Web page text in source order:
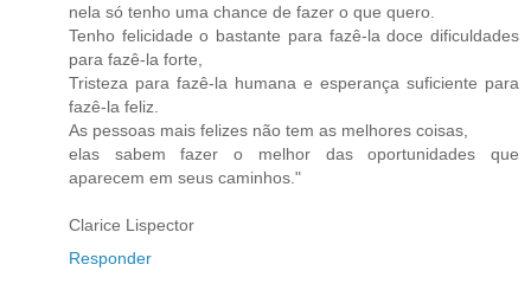
nela só tenho uma chance de fazer o que quero.
Tenho felicidade o bastante para fazê-la doce dificuldades
para fazê-la forte,
Tristeza para fazê-la humana e esperança suficiente para
fazê-la feliz.
As pessoas mais felizes não tem as melhores coisas,
elas sabem fazer o melhor das oportunidades que
aparecem em seus caminhos."
Clarice Lispector
Responder